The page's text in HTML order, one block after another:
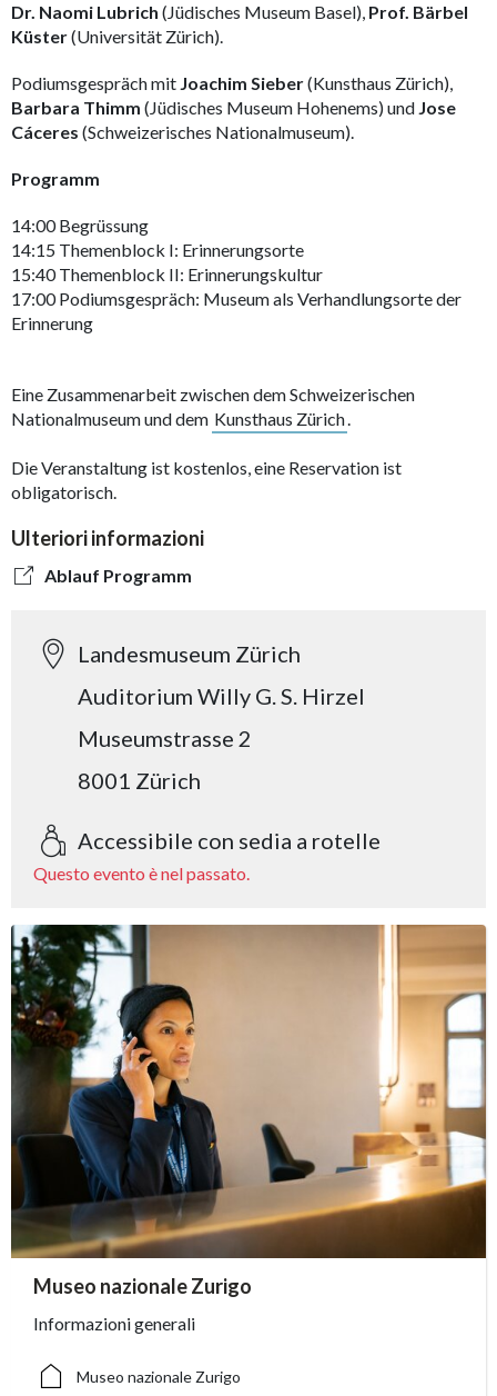
Dr. Naomi Lubrich (Jüdisches Museum Basel), Prof. Bärbel
Küster(Universität Zürich).
Podiumsgespräch mit Joachim Sieber(Kunsthaus Zürich),
Barbara Thimm (Jüdisches Museum Hohenems) und Jose
Cáceres (Schweizerisches Nationalmuseum).
Programm
14:00 Begrüssung
14:15 Themenblock I: Erinnerungsorte
15:40 Themenblock II: Erinnerungskultur
17:00 Podiumsgespräch: Museum als Verhandlungsorte der
Erinnerung
Eine Zusammenarbeit zwischen dem Schweizerischen
Nationalmuseum und dem Kunsthaus Zürich.
Die Veranstaltung ist kostenlos, eine Reservation ist
obligatorisch.
Ulteriori informazioni
Ablauf Programm
Landesmuseum Zürich
Auditorium Willy G. S. Hirzel
Museumstrasse 2
8001 Zürich
Accessibile con sedia a rotelle
Questo evento è nel passato.
accessibility.sr-only.person_card_info
Museo nazionale Zurigo
Informazioni generali
accessibility.sr-only.museum
Museo nazionale Zurigo
accessibility.sr-only.phone